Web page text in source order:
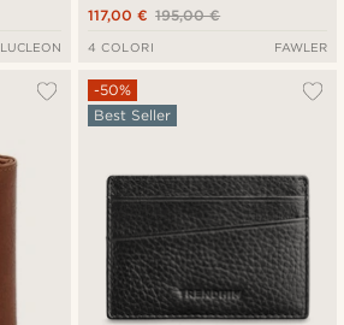
LUCLEON
195,00 €
117,00 €
4 COLORI FAWLER
-50%
Best Seller